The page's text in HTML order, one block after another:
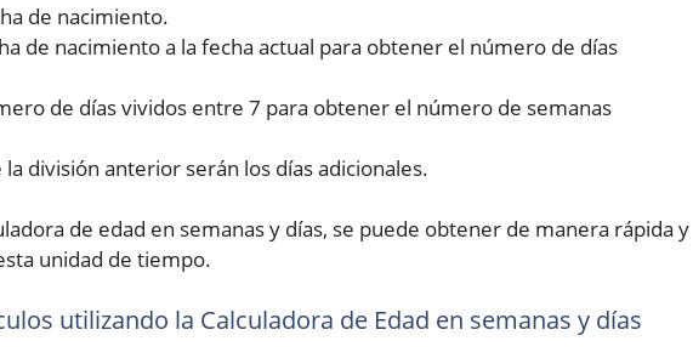
de nacimiento.
de nacimiento a la fecha actual para obtener el número de días
de días vividos entre 7 para obtener el número de semanas
la división anterior serán los días adicionales.
de edad en semanas y días, se puede obtener de manera rápida y
unidad de tiempo.
utilizando la Calculadora de Edad en semanas y días